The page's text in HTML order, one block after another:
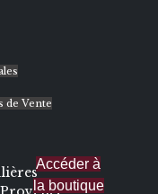
Accéder à
la boutique
de Vente